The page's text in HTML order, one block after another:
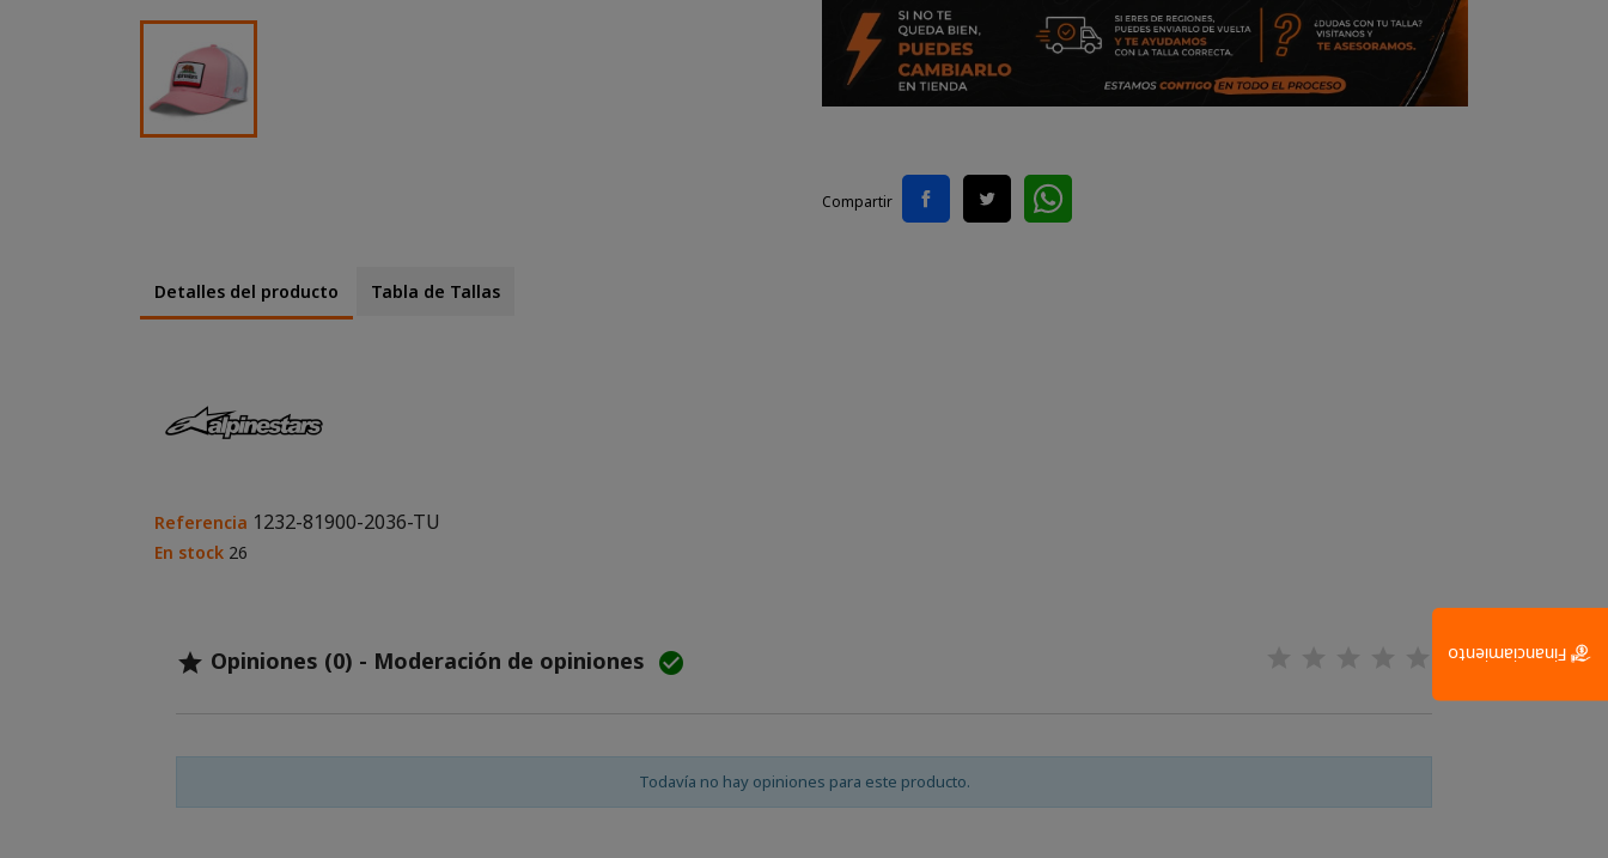
Compartir
Detalles del producto Tabla de Tallas
Referencia 1232-81900-2036-TU
En stock 26
 Opiniones (0) - Moderación de opiniones 
Todavía no hay opiniones para este producto.
Financiamiento